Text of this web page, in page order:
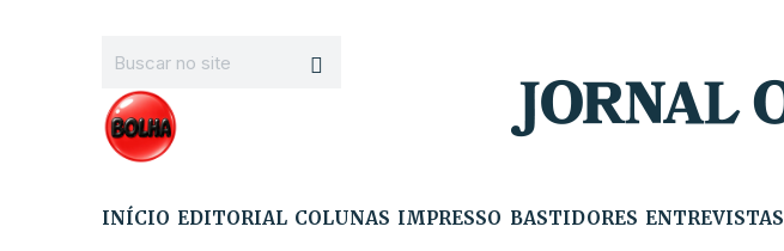
INÍCIO EDITORIAL COLUNAS IMPRESSO BASTIDORES ENTREVISTAS